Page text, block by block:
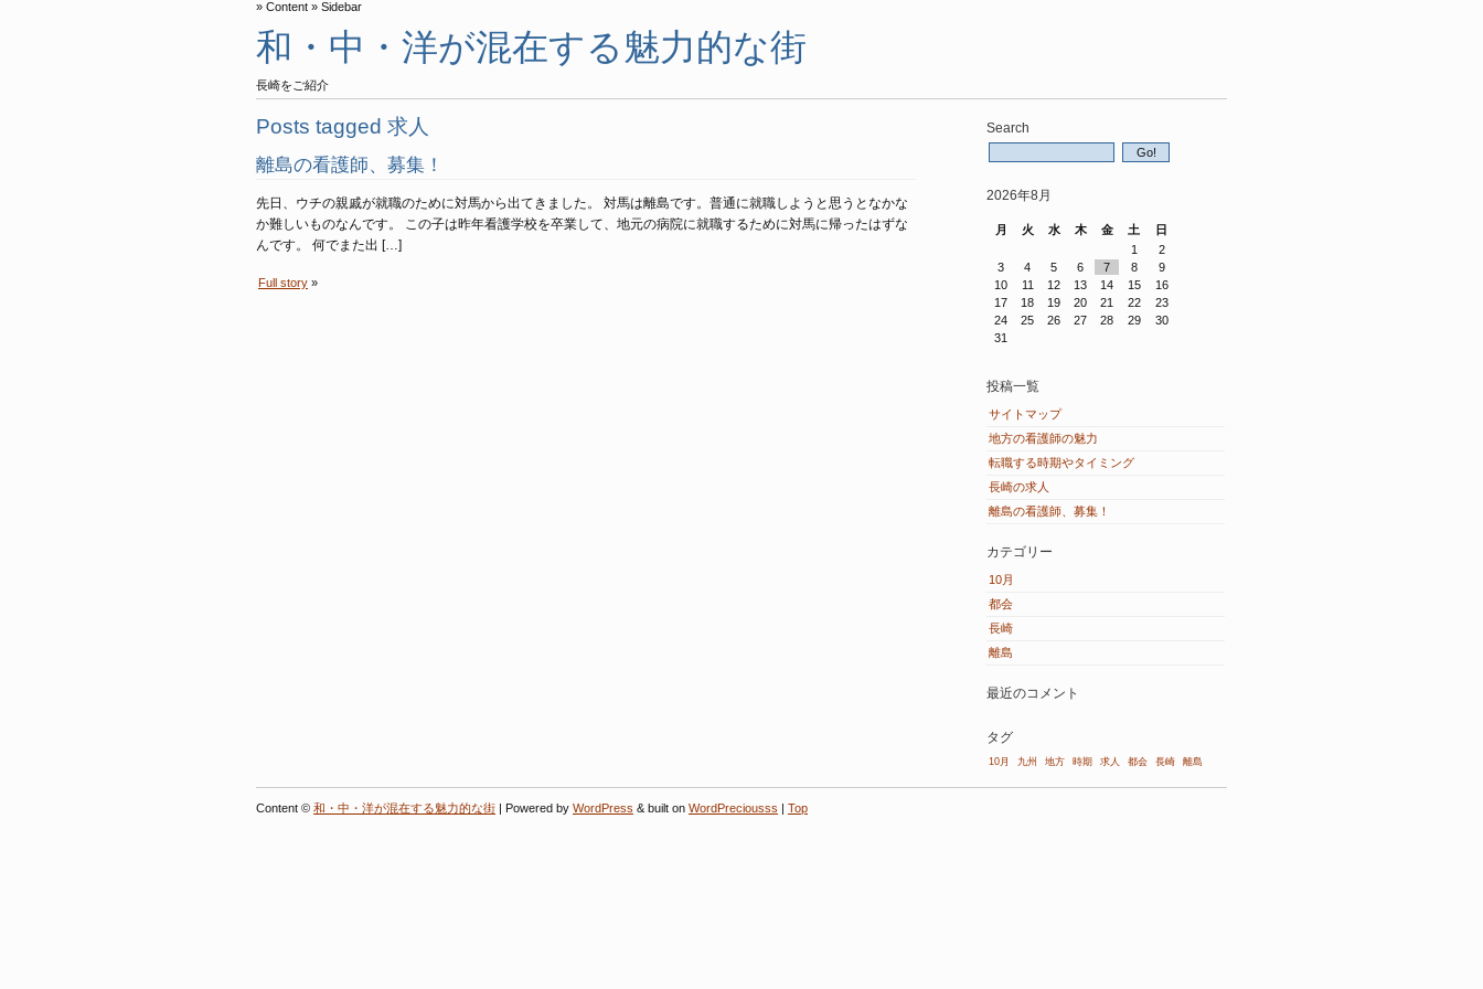
Content Sidebar
和・中・洋が混在する魅力的な街
長崎をご紹介
Posts tagged 求人
離島の看護師、募集！
先日、ウチの親戚が就職のために対馬から出てきました。 対馬は離島です。普通に就職しようと思うとなかな
か難しいものなんです。 この子は昨年看護学校を卒業して、地元の病院に就職するために対馬に帰ったはずな
んです。 何でまた出 […]
Full story »
Search
2026年8月
月 火 水 木 金 土
日
1
2
3
4 5 6 7 8
9
10
11 12 13 14 15
16
17
18 19 20 21 22
23
24
25 26 27 28 29
30
31
投稿一覧
サイトマップ
地方の看護師の魅力
転職する時期やタイミング
長崎の求人
離島の看護師、募集！
カテゴリー
10月
都会
長崎
離島
最近のコメント
タグ
10月 九州 地方 時期 求人 都会 長崎 離島
Content © 和・中・洋が混在する魅力的な街 | Powered by WordPress & built on WordPreciousss Top